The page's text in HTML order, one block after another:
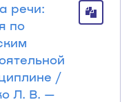
речи:
по
/
Л. В. —